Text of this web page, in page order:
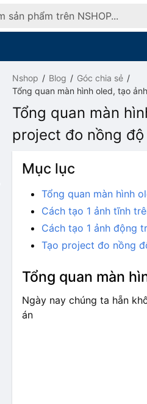
Nshop Blog
Góc chia sẻ
Tổng quan màn hình oled, tạo
Tổng quan màn
project đo nồng
Mục lục
Tổng quan màn hình
Cách tạo 1 ảnh tĩnh
Cách tạo 1 ảnh động
Tạo project đo nồng
Tổng quan màn
Ngày nay chúng ta hẵn
án